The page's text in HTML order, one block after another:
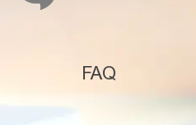
FAQ